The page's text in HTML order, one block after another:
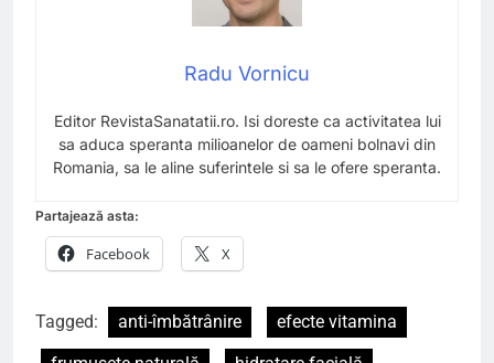
Radu Vornicu
Editor RevistaSanatatii.ro. Isi doreste ca activitatea lui
sa aduca speranta milioanelor de oameni bolnavi din
Romania, sa le aline suferintele si sa le ofere speranta.
Partajează asta:
Facebook X
Tagged: anti-îmbătrânire
efecte vitamina